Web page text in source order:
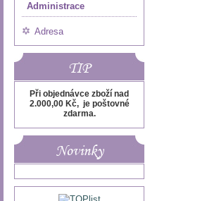
Administrace
Adresa
TIP
Při objednávce zboží nad
2.000,00 Kč, je poštovné
zdarma.
Novinky